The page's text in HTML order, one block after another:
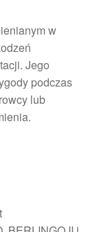
w
Jego
podczas
lub